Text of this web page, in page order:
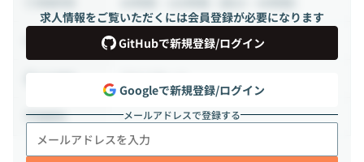
求人情報をご覧いただくには会員登録が必要になります
GitHubで新規登録/ログイン
Googleで新規登録/ログイン
メールアドレスで登録する
業務委託から正社員
勤務地 -